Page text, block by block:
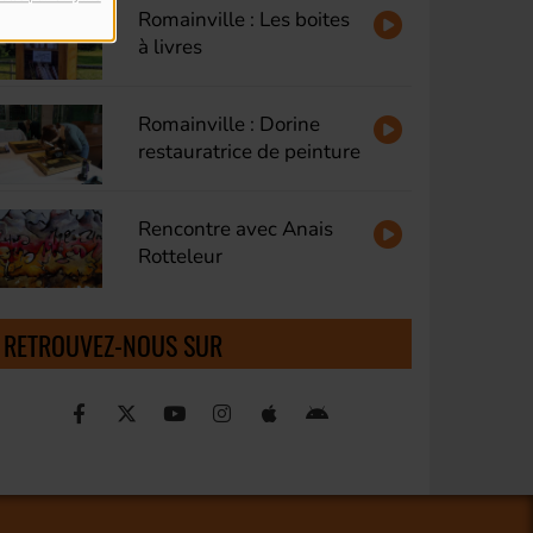
Romainville : Les boites
à livres
Romainville : Dorine
restauratrice de peinture
Rencontre avec Anais
Rotteleur
RETROUVEZ-NOUS SUR